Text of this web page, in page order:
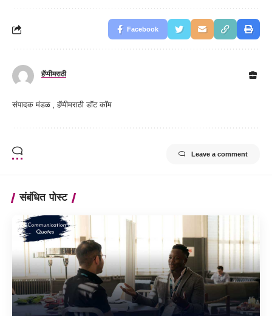
Facebook
हॅप्पीमराठी
संपादक मंडळ , हॅप्पीमराठी डॉट कॉम
Leave a comment
संबंधित पोस्ट